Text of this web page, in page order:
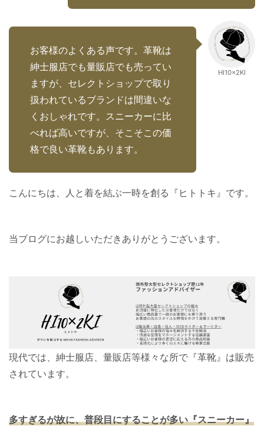
お客様のよくある声です。革靴は
紳士服店でも量販店でも売ってい
ますが、セレクトショップで取り
扱われているブランドは間違いな
くおしゃれです。スニーカーに比
べれば高いですが、そこそこの価
格で良い革靴もあります。
HI10×2KI
こんにちは、人と着を結ぶ一時を創る『ヒトトキ』です。
当ブログにお越しいただきありがとうございます。
現代では、紳士服店、量販店等様々な所で『革靴』は販売
されています。
多すぎるが故に、普段目にすることが多い『スニーカー』